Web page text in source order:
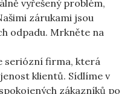
vyřešený problém,
zárukami jsou
odpadu. Mrkněte na
seriózní firma, která
klientů. Sídlíme v
zákazníků po